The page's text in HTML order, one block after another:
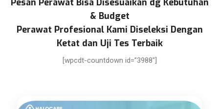
& Budget
Perawat Profesional Kami Diseleksi Dengan
Ketat dan Uji Tes Terbaik
[wpcdt-countdown id=”3988″]